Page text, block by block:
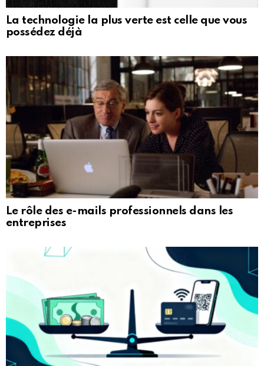
La technologie la plus verte est celle que vous
possédez déjà
Le rôle des e-mails professionnels dans les
entreprises